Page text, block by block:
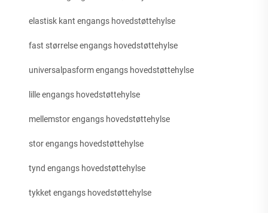
elastisk kant engangs hovedstøttehylse
fast størrelse engangs hovedstøttehylse
universalpasform engangs hovedstøttehylse
lille engangs hovedstøttehylse
mellemstor engangs hovedstøttehylse
stor engangs hovedstøttehylse
tynd engangs hovedstøttehylse
tykket engangs hovedstøttehylse